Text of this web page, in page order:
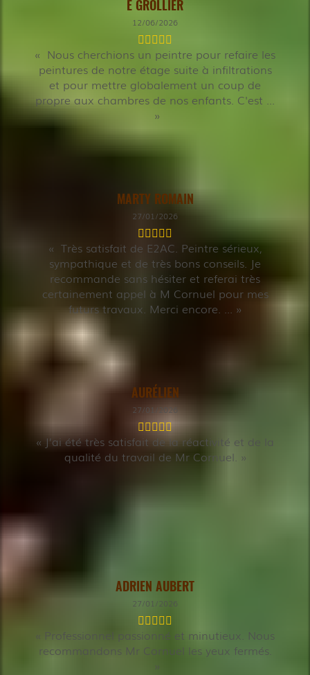
E GROLLIER
12/06/2026
Nous cherchions un peintre pour refaire les
peintures de notre étage suite à infiltrations
et pour mettre globalement un coup de
propre aux chambres de nos enfants. C'est ...
MARTY ROMAIN
27/01/2026
Très satisfait de E2AC. Peintre sérieux,
sympathique et de très bons conseils. Je
recommande sans hésiter et referai très
certainement appel à M Cornuel pour mes
futurs travaux. Merci encore. ...
AURÉLIEN
27/01/2026
J’ai été très satisfait de la réactivité et de la
qualité du travail de Mr Cornuel.
ADRIEN AUBERT
27/01/2026
Professionnel passionné et minutieux. Nous
recommandons Mr Cornuel les yeux fermés.